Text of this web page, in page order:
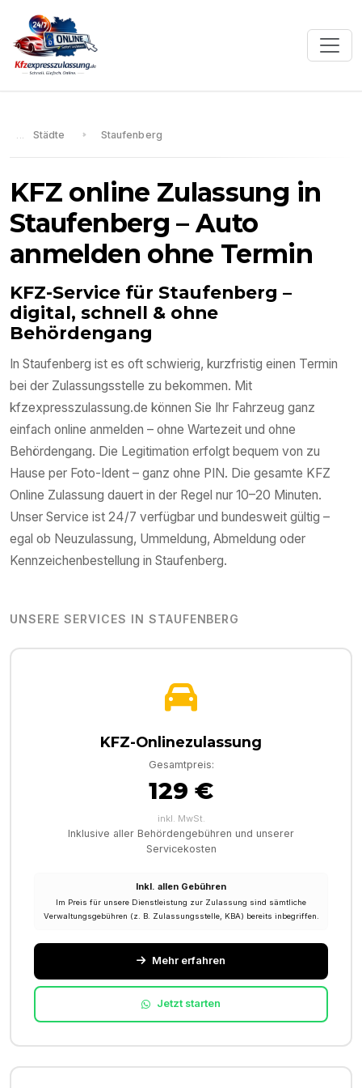
Städte Staufenberg
KFZ online Zulassung in
Staufenberg – Auto
anmelden ohne Termin
KFZ-Service für Staufenberg –
digital, schnell & ohne
Behördengang
In Staufenberg ist es oft schwierig, kurzfristig einen Termin
bei der Zulassungsstelle zu bekommen. Mit
kfzexpresszulassung.de können Sie Ihr Fahrzeug ganz
einfach online anmelden – ohne Wartezeit und ohne
Behördengang. Die Legitimation erfolgt bequem von zu
Hause per Foto-Ident – ganz ohne PIN. Die gesamte KFZ
Online Zulassung dauert in der Regel nur 10–20 Minuten.
Unser Service ist 24/7 verfügbar und bundesweit gültig –
egal ob Neuzulassung, Ummeldung, Abmeldung oder
Kennzeichenbestellung in Staufenberg.
UNSERE SERVICES IN STAUFENBERG
KFZ-Onlinezulassung
Gesamtpreis:
129 €
inkl. MwSt.
Inklusive aller Behördengebühren und unserer
Servicekosten
Inkl. allen Gebühren
Im Preis für unsere Dienstleistung zur Zulassung sind sämtliche
Verwaltungsgebühren (z. B. Zulassungsstelle, KBA) bereits inbegriffen.
Mehr erfahren
Jetzt starten